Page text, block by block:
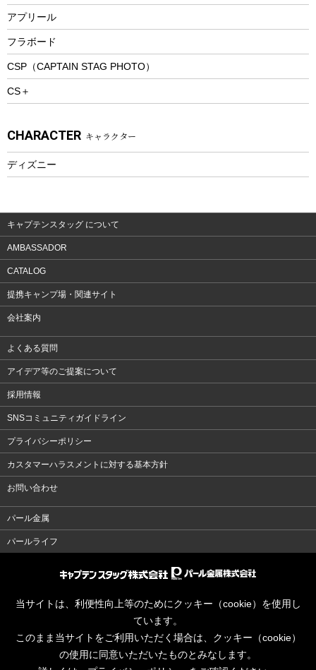
トレッキング
トレッキングステッキ
トレッキングアクセサリー
プレイグッズ
ウェルネス
ウェア、タオル
ウェア
アプリール
フラボード
CSP（CAPTAIN STAG PHOTO）
CS＋
CHARACTER キャラクター
ディズニー
キャプテンスタッグ について
AMBASSADOR
CATALOG
提携キャンプ場・関連サイト
会社案内
よくある質問
アイデア等のご提案について
採用情報
SNSコミュニティガイドライン
プライバシーポリシー
カスタマーハラスメントに対する基本方針
お問い合わせ
パール金属
パールライフ
当サイトは、利便性向上等のためにクッキー（cookie）を使用し
ています。
このまま当サイトをご利用いただく場合は、クッキー（cookie）
の使用に同意いただいたものとみなします。